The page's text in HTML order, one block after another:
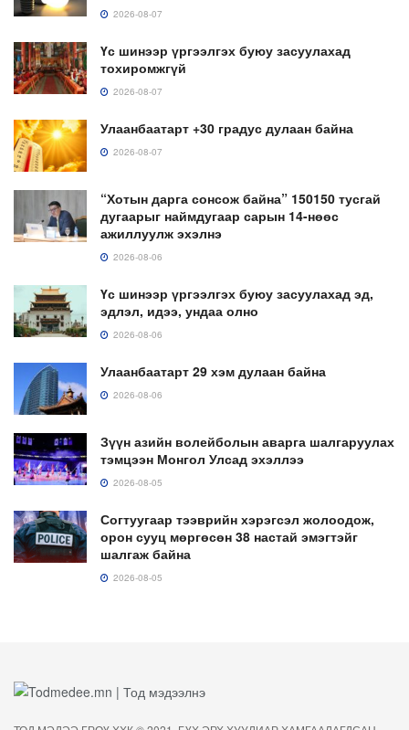
2026-08-07
Үс шинээр үргээлгэх буюу засуулахад
тохиромжгүй
2026-08-07
Улаанбаатарт +30 градус дулаан байна
2026-08-07
“Хотын дарга сонсож байна” 150150 тусгай
дугаарыг наймдугаар сарын 14-нөөс
ажиллуулж эхэлнэ
2026-08-06
Үс шинээр үргээлгэх буюу засуулахад эд,
эдлэл, идээ, ундаа олно
2026-08-06
Улаанбаатарт 29 хэм дулаан байна
2026-08-06
Зүүн азийн волейболын аварга шалгаруулах
тэмцээн Монгол Улсад эхэллээ
2026-08-05
Согтуугаар тээврийн хэрэгсэл жолоодож,
орон сууц мөргөсөн 38 настай эмэгтэйг
шалгаж байна
2026-08-05